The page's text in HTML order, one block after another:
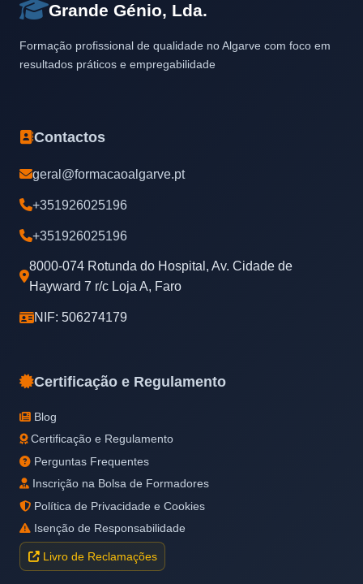
Grande Génio, Lda.
Formação profissional de qualidade no Algarve com foco em
resultados práticos e empregabilidade
Contactos
geral@formacaoalgarve.pt
+351926025196
+351926025196
8000-074 Rotunda do Hospital, Av. Cidade de
Hayward 7 r/c Loja A, Faro
NIF: 506274179
Certificação e Regulamento
Blog
Certificação e Regulamento
Perguntas Frequentes
Inscrição na Bolsa de Formadores
Política de Privacidade e Cookies
Isenção de Responsabilidade
Livro de Reclamações